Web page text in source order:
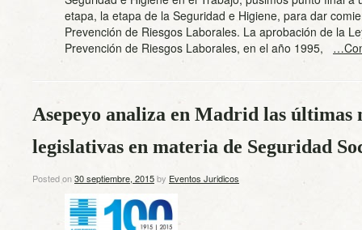
etapa, la etapa de la Seguridad e Higiene, para dar
Prevención de Riesgos Laborales. La aprobación de la
Prevención de Riesgos Laborales, en el año 1995,
Asepeyo analiza en Madrid las últimas
legislativas en materia de Seguridad
Posted on30 septiembre, 2015by Eventos Juridicos